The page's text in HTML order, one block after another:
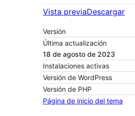
Vista previaDescargar
Versión
Última actualización
18 de agosto de 2023
Instalaciones activas
Versión de WordPress
Versión de PHP
Página de inicio del tema